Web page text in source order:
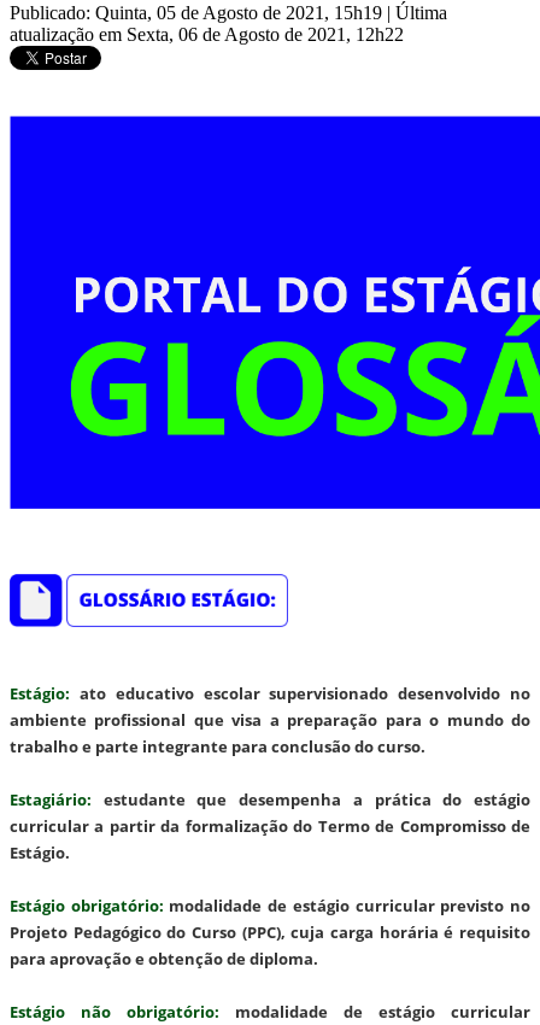
Publicado: Quinta, 05 de Agosto de 2021, 15h19 | Última
atualização em Sexta, 06 de Agosto de 2021, 12h22
Estágio: ato educativo escolar supervisionado desenvolvido no
ambiente profissional que visa a preparação para o mundo do
trabalho e parte integrante para conclusão do curso.
Estagiário: estudante que desempenha a prática do estágio
curricular a partir da formalização do Termo de Compromisso de
Estágio.
Estágio obrigatório: modalidade de estágio curricular previsto no
Projeto Pedagógico do Curso (PPC), cuja carga horária é requisito
para aprovação e obtenção de diploma.
Estágio não obrigatório: modalidade de estágio curricular